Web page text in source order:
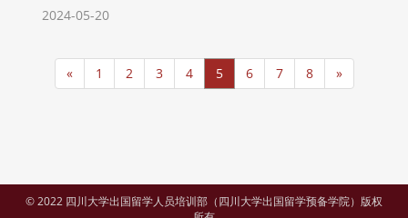
2024-05-20
« 1 2 3 4 5 6 7 8 »
© 2022 四川大学出国留学人员培训部（四川大学出国留学预备学院）版权